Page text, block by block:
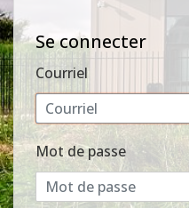
Se connecter
Courriel
Mot de passe